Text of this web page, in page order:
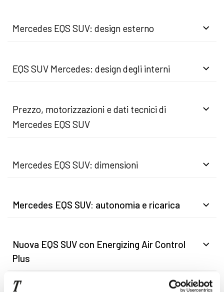
Mercedes EQS SUV: design esterno
EQS SUV Mercedes: design degli interni
Prezzo, motorizzazioni e dati tecnici di
Mercedes EQS SUV
Mercedes EQS SUV: dimensioni
Mercedes EQS SUV: autonomia e ricarica
Nuova EQS SUV con Energizing Air Control
Plus